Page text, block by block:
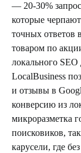
— 20-30%
которые
точных ответов
товаром по
локального
LocalBusiness
и отзывы в
конверсию из
микроразметка
поисковиков,
карусели, где